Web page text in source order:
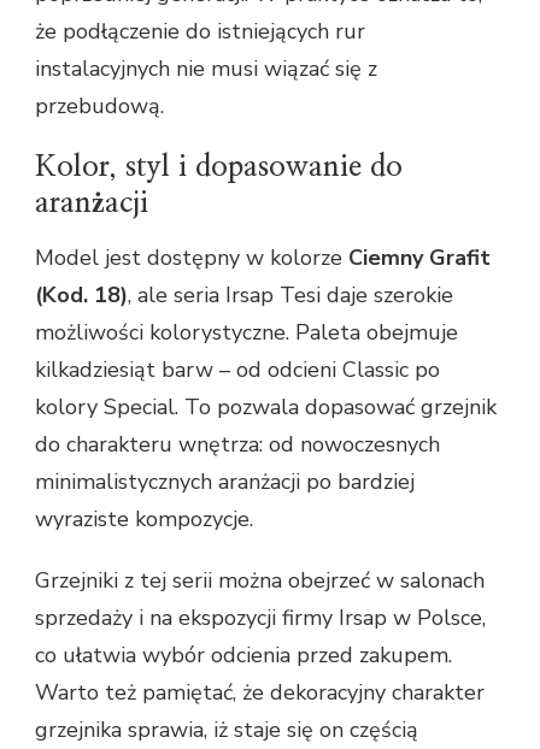
że podłączenie do istniejących rur
instalacyjnych nie musi wiązać się z
przebudową.
Kolor, styl i dopasowanie do
aranżacji
Model jest dostępny w kolorze Ciemny Grafit
(Kod. 18), ale seria Irsap Tesi daje szerokie
możliwości kolorystyczne. Paleta obejmuje
kilkadziesiąt barw – od odcieni Classic po
kolory Special. To pozwala dopasować grzejnik
do charakteru wnętrza: od nowoczesnych
minimalistycznych aranżacji po bardziej
wyraziste kompozycje.
Grzejniki z tej serii można obejrzeć w salonach
sprzedaży i na ekspozycji firmy Irsap w Polsce,
co ułatwia wybór odcienia przed zakupem.
Warto też pamiętać, że dekoracyjny charakter
grzejnika sprawia, iż staje się on częścią